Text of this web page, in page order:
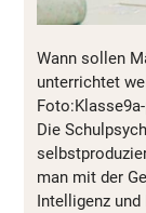
Wann sollen
unterrichtet
Die
man mit der
Intelligenz